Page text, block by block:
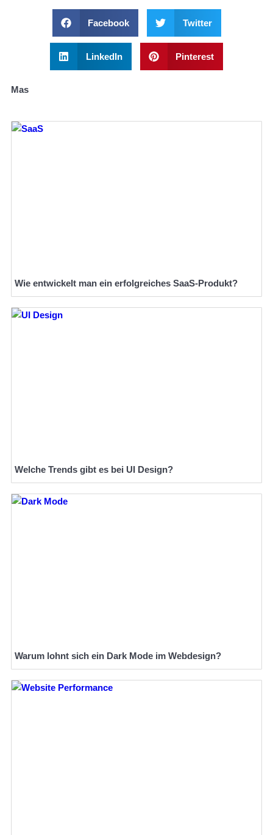
Facebook Twitter
LinkedIn Pinterest
Mas
Wie entwickelt man ein erfolgreiches SaaS-Produkt?
Welche Trends gibt es bei UI Design?
Warum lohnt sich ein Dark Mode im Webdesign?